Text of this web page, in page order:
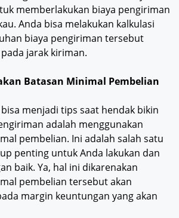
memberlakukan biaya pengiriman
Anda bisa melakukan kalkulasi
biaya pengiriman tersebut
jarak kiriman.
Batasan Minimal Pembelian
menjadi tips saat hendak bikin
adalah menggunakan
pembelian. Ini adalah salah satu
penting untuk Anda lakukan dan
baik. Ya, hal ini dikarenakan
pembelian tersebut akan
margin keuntungan yang akan